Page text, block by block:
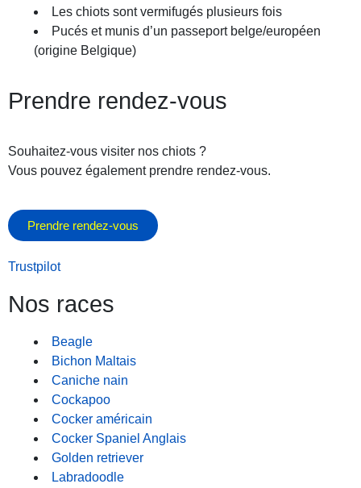
Les chiots sont vermifugés plusieurs fois
Pucés et munis d’un passeport belge/européen
(origine Belgique)
Prendre rendez-vous
Souhaitez-vous visiter nos chiots ?
Vous pouvez également prendre rendez-vous.
Prendre rendez-vous
Trustpilot
Nos races
Beagle
Bichon Maltais
Caniche nain
Cockapoo
Cocker américain
Cocker Spaniel Anglais
Golden retriever
Labradoodle